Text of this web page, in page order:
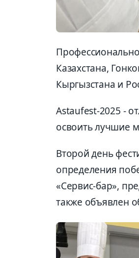
Казахстана,
Кыргызстана и
Astaufest-2025 -
освоить лучшие
Второй день
определения
«Сервис-бар»,
также объявлен